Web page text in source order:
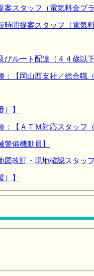
スタッフ（電気料金プ
間提案スタッフ（電気
ルート配達（４４歳以下
岡山西支社／総合職（
】
【ＡＴＭ対応スタッフ（
備機動員】
改訂・現地確認スタッフ
】